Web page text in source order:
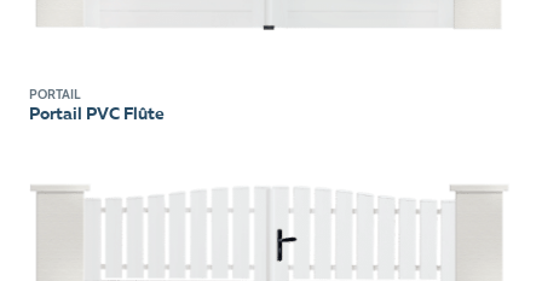
PORTAIL
Portail PVC Flûte